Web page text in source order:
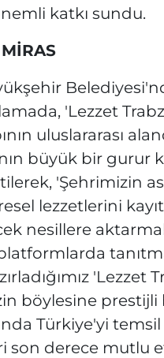
katkı sundu.
'Lezzet
uluslararası
büyük bir gurur
'Şehrimizin
lezzetlerini
nesillere
'Lezzet
böylesine prestijli
Türkiye'yi
son derece mutlu